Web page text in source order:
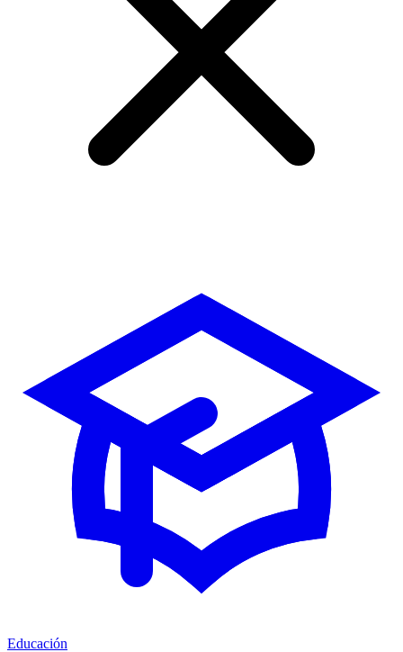
Educación